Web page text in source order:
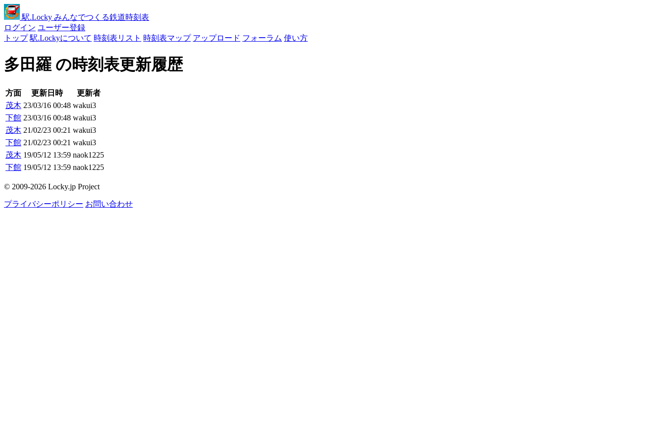
駅.Locky みんなでつくる鉄道時刻表
ログイン ユーザー登録
トップ 駅.Lockyについて 時刻表リスト 時刻表マップ アップロード フォーラム 使い方
多田羅 の時刻表更新履歴
方面 更新日時
更新者
茂木 23/03/16 00:48 wakui3
下館 23/03/16 00:48 wakui3
茂木 21/02/23 00:21 wakui3
下館 21/02/23 00:21 wakui3
茂木 19/05/12 13:59 naok1225
下館 19/05/12 13:59 naok1225
© 2009-2026 Locky.jp Project
プライバシーポリシー お問い合わせ